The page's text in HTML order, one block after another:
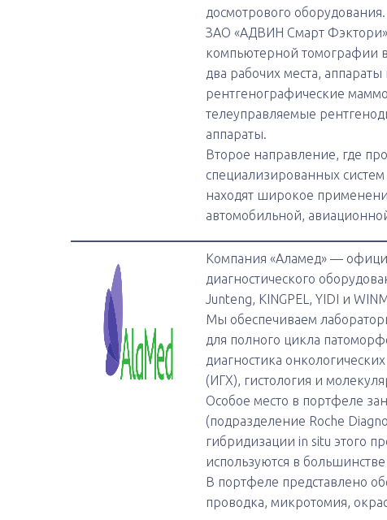
досмотрового оборудования.
ЗАО «АДВИН Смарт Фэктори»
компьютерной томографии
два рабочих места,
рентгенографические
телеуправляемые
аппараты.
Второе направление, где
специализированных
находят широкое
автомобильной,
Компания «Аламед» —
диагностического
Junteng, KINGPEL, YIDI и
Мы обеспечиваем
для полного цикла
диагностика
(ИГХ), гистология и
Особое место в портфеле
(подразделение Roche
гибридизации in situ этого
используются в
В портфеле представлено
проводка, микротомия,